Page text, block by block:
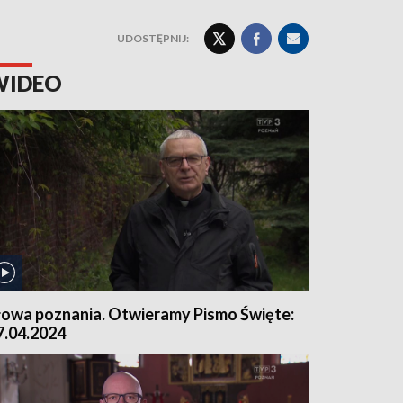
UDOSTĘPNIJ:
poznania. Otwieramy Pismo Święte: